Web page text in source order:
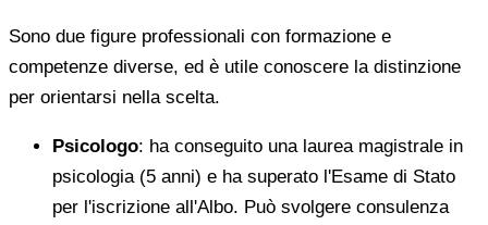
Sono due figure professionali con formazione e
competenze diverse, ed è utile conoscere la distinzione
per orientarsi nella scelta.
Psicologo: ha conseguito una laurea magistrale in
psicologia (5 anni) e ha superato l'Esame di Stato
per l'iscrizione all'Albo. Può svolgere consulenza